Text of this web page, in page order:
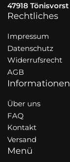
47918 Tönisvorst
Rechtliches
Impressum
Datenschutz
Widerrufsrecht
AGB
Informationen
Über uns
FAQ
Kontakt
Versand
Menü